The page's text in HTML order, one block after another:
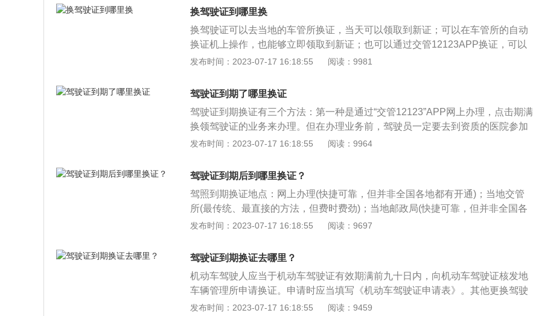
驶证有效期满前九十日内，向机动车驾驶证核发地或者核发地以外的车辆管理所
申请换证。驾照到期更换新驾照流程如下：1、要准备好1寸照片（没有照片的，
办证大厅旁边就有专门拍照片的）；体检证明一份（没有体检证明的，也是在办
证大厅旁边就有，直接就可以体检）；2、驾驶证换证必须到车管所才能办理；
3、填写一张驾照换证申请表，照片贴在右上角；4、携带身份证、驾驶证到办证
驾照了，一般的小的城市是当场就拿走的，北上广这样的大城市是15个工作日办
完，到时通知去取，也可以办理快递寄，但快递费要自己承担。交管12123（安
卓手机app版本下，v2.8.7）换证前需进行体检在申请换证业务前，需要先到指定
进行换证：登录交管12123app后，通过业务中心找到期满换领驾驶证业务，点击
理。阅读完业务须知后，点击同意，确认用户申告内容，然后进入驾驶人信息确
认界面，仔细核对点击下一步；选择取件方式，可以邮政寄递或网点自取，如果
需要邮寄的，则仔细填写收件地址；确认取件方式后，点击下一步，进入期满换
证提交界面。再次确认所填资料信息无误后，获取手机短信验证码，验证通过
换驾驶证到哪里换
换驾驶证可以去当地的车管所换证，当天可以领取到新证；可以在车管所的自动
换证机上操作，也能够立即领取到新证；也可以通过交管12123APP换证，可以
足不出户完成换证，不用现场排队更方便。需要提醒的是驾驶证换证要在有效期
时间不同会有不同的处理方式，建议在没有过期前就完成换证，会更加方便，也
不会影响自己驾车出行。《机动车驾驶证申领和使用规定》（公安部令第162
号）第六十三条规定：机动车驾驶人应当于机动车驾驶证有效期满前九十日内，
向机动车驾驶证核发地或者核发地以外的车辆管理所申请换证。申请时应当确认
申请信息，并提交以下证明、凭证：（一）机动车驾驶人的身份证明；（二）医
驾驶人，带齐资料前往当地的车管所。主要证件是身份证和驾驶证，在当地的车
管所业务大厅，取号排队办理换证业务。工作人员会审核资料，无误会完成换
证。随后在业务大厅的领证窗口，可以直接领取到新证。这种方法需要去现场会
动换证机换证：有些驾驶人需要上班，又急着用证，不方便通过交管12123换
身份证和驾驶证。在自动换证机按照提示读取证件，也可以马上完成换证。当然
这种换证方式需要驾驶证在有效期，如果已经过了有效期的话就只能在现场进行
换证。三、交管12123APP办理换证。如果超过有效期不满11个月的话，可以在
网上办理，如果有效期满11个月的就不支持网上办理了。还有有医疗机构出具的
发布时间：2023-07-17 16:18:55 阅读：9981
驾驶证到期了哪里换证
驾驶证到期换证有三个方法：第一种是通过“交管12123”APP网上办理，点击期满
换领驾驶证的业务来办理。但在办理业务前，驾驶员一定要去到资质的医院参加
相应的体检，否则无法办理。第二种是去车管所窗口办理，这是最传统的方式。
体检证明，就能快速办理换证业务，拿到新的驾驶证。第三种是邮政网点办理换
证业务，但前提是驾驶员所在城市的邮政储蓄银行开通了换驾驶证的业务。
发布时间：2023-07-17 16:18:55 阅读：9964
驾驶证到期后到哪里换证？
驾照到期换证地点：网上办理(快捷可靠，但并非全国各地都有开通)；当地交管
所(最传统、最直接的方法，但费时费劲)；当地邮政局(快捷可靠，但并非全国各
地都有开通)。以下是相关介绍：换证前处理好违章等：换证前应将车辆的违法行
个计分周期均未记满12分，即可换发有效期更长的驾驶证。举个例子，驾驶证有
效期为6年、10年以及长期有效，如果在6年有效期里，每个计分周期均未记满12
分，届时即可换发10年有效期的驾驶证。提前准备相应证件：驾照换证需要提供
驾驶人身份证及复印件、驾驶证、身体条件证明、照相回执等文件，虽然有一些
地方车管所推出的便民服务，只需要驾驶人提供身份证即可换证，这样极大方便
发布时间：2023-07-17 16:18:55 阅读：9697
驾驶证到期换证去哪里？
机动车驾驶人应当于机动车驾驶证有效期满前九十日内，向机动车驾驶证核发地
车辆管理所申请换证。申请时应当填写《机动车驾驶证申请表》。其他更换驾驶
证的方式如下：“交管12123”APP换证。下载“交管12123”APP，依次选择服务中
发布时间：2023-07-17 16:18:55 阅读：9459